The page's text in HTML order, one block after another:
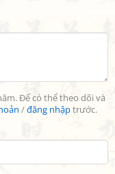
Để có thể theo dõi và
/đăng nhậptrước.